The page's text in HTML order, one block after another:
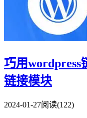
巧用wordpress
链接模块
2024-01-27阅读(122)